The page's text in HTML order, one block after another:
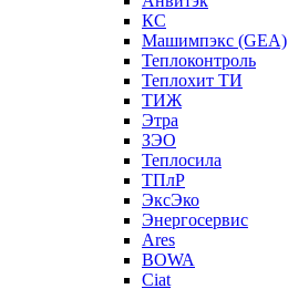
КС
Машимпэкс (GEA)
Теплоконтроль
Теплохит ТИ
ТИЖ
Этра
ЗЭО
Теплосила
ТПлР
ЭксЭко
Энергосервис
Ares
BOWA
Ciat